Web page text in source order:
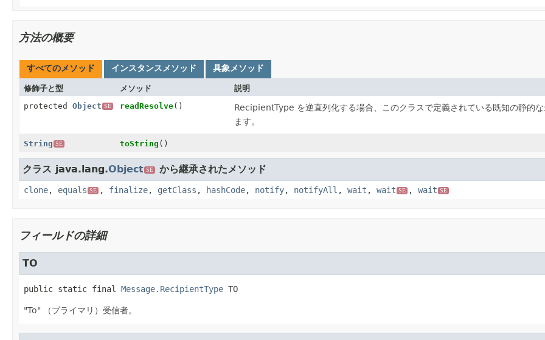
方法の概要
すべてのメソッド インスタンスメソッド 具象メソッド
修飾子と型 メソッド
説明
protected Object SE readResolve()
RecipientType を逆直列化する場合、このクラスで定義されている既知の静的
ます。
String SE toString ()
クラス java.lang.Object SE から継承されたメソッド
clone, equals SE , finalize, getClass , hashCode, notify, notifyAll , wait , wait SE , wait SE
フィールドの詳細
TO
public static final Message.RecipientType TO
"To" （プライマリ）受信者。